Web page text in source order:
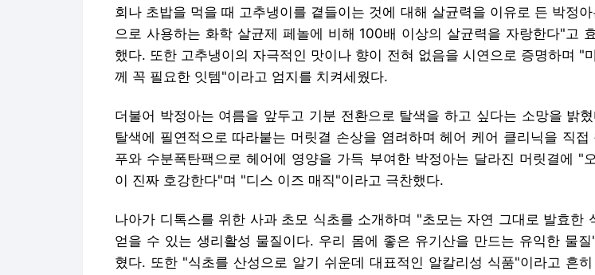
회나 초밥을 먹을 때 고추냉이를 곁들이는 것에 대해 살균력을 이유로 든 박정
으로 사용하는 화학 살균제 페놀에 비해 100배 이상의 살균력을 자랑한다"고
했다. 또한 고추냉이의 자극적인 맛이나 향이 전혀 없음을 시연으로 증명하며 "
께 꼭 필요한 잇템"이라고 엄지를 치켜세웠다.
더불어 박정아는 여름을 앞두고 기분 전환으로 탈색을 하고 싶다는 소망을 밝
탈색에 필연적으로 따라붙는 머릿결 손상을 염려하며 헤어 케어 클리닉을 직접
푸와 수분폭탄팩으로 헤어에 영양을 가득 부여한 박정아는 달라진 머릿결에 "
이 진짜 호강한다"며 "디스 이즈 매직"이라고 극찬했다.
나아가 디톡스를 위한 사과 초모 식초를 소개하며 "초모는 자연 그대로 발효한
얻을 수 있는 생리활성 물질이다. 우리 몸에 좋은 유기산을 만드는 유익한 물
혔다. 또한 "식초를 산성으로 알기 쉬운데 대표적인 알칼리성 식품"이라고 흔